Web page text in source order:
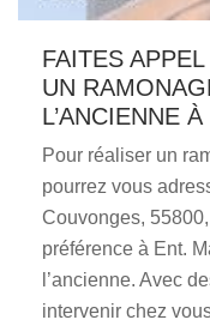
FAITES
UN
L’ANCIENNE
Pour réaliser un
pourrez vous
Couvonges,
préférence à Ent.
l’ancienne. Avec
intervenir chez